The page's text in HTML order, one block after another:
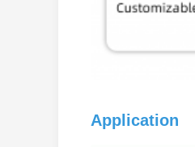
Application